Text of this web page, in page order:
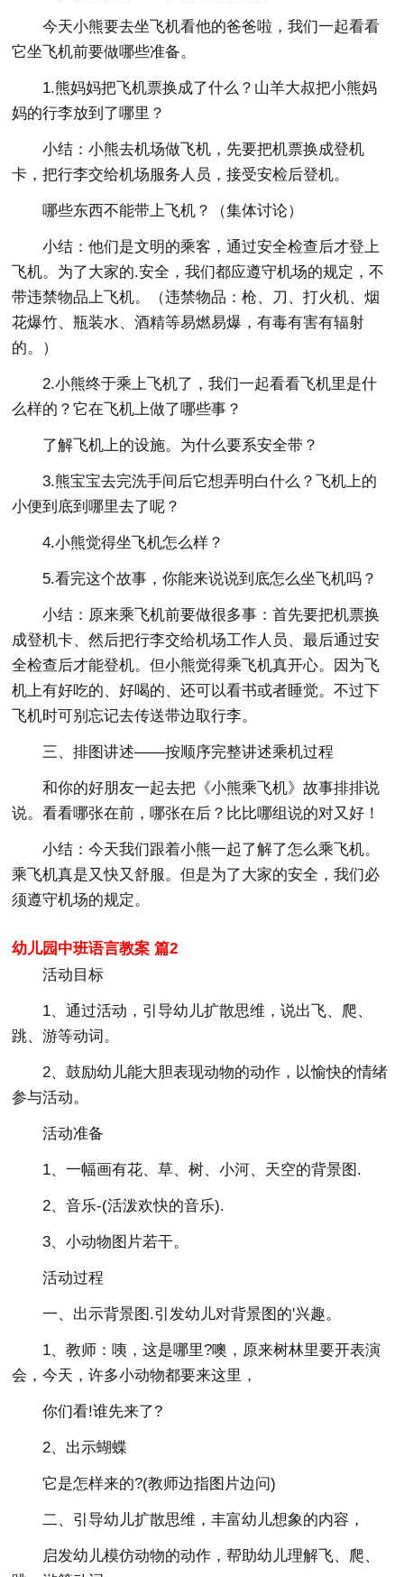
今天小熊要去坐飞机看他的爸爸啦，我们一起看看
它坐飞机前要做哪些准备。
1.熊妈妈把飞机票换成了什么？山羊大叔把小熊妈
妈的行李放到了哪里？
小结：小熊去机场做飞机，先要把机票换成登机
卡，把行李交给机场服务人员，接受安检后登机。
哪些东西不能带上飞机？（集体讨论）
小结：他们是文明的乘客，通过安全检查后才登上
飞机。为了大家的.安全，我们都应遵守机场的规定，不
带违禁物品上飞机。（违禁物品：枪、刀、打火机、烟
花爆竹、瓶装水、酒精等易燃易爆，有毒有害有辐射
的。）
2.小熊终于乘上飞机了，我们一起看看飞机里是什
么样的？它在飞机上做了哪些事？
了解飞机上的设施。为什么要系安全带？
3.熊宝宝去完洗手间后它想弄明白什么？飞机上的
小便到底到哪里去了呢？
4.小熊觉得坐飞机怎么样？
5.看完这个故事，你能来说说到底怎么坐飞机吗？
小结：原来乘飞机前要做很多事：首先要把机票换
成登机卡、然后把行李交给机场工作人员、最后通过安
全检查后才能登机。但小熊觉得乘飞机真开心。因为飞
机上有好吃的、好喝的、还可以看书或者睡觉。不过下
飞机时可别忘记去传送带边取行李。
三、排图讲述——按顺序完整讲述乘机过程
和你的好朋友一起去把《小熊乘飞机》故事排排说
说。看看哪张在前，哪张在后？比比哪组说的对又好！
小结：今天我们跟着小熊一起了解了怎么乘飞机。
乘飞机真是又快又舒服。但是为了大家的安全，我们必
须遵守机场的规定。
幼儿园中班语言教案 篇2
活动目标
1、通过活动，引导幼儿扩散思维，说出飞、爬、
跳、游等动词。
2、鼓励幼儿能大胆表现动物的动作，以愉快的情绪
参与活动。
活动准备
1、一幅画有花、草、树、小河、天空的背景图.
2、音乐-(活泼欢快的音乐).
3、小动物图片若干。
活动过程
一、出示背景图.引发幼儿对背景图的'兴趣。
1、教师：咦，这是哪里?噢，原来树林里要开表演
会，今天，许多小动物都要来这里，
你们看!谁先来了?
2、出示蝴蝶
它是怎样来的?(教师边指图片边问)
二、引导幼儿扩散思维，丰富幼儿想象的内容，
启发幼儿模仿动物的动作，帮助幼儿理解飞、爬、